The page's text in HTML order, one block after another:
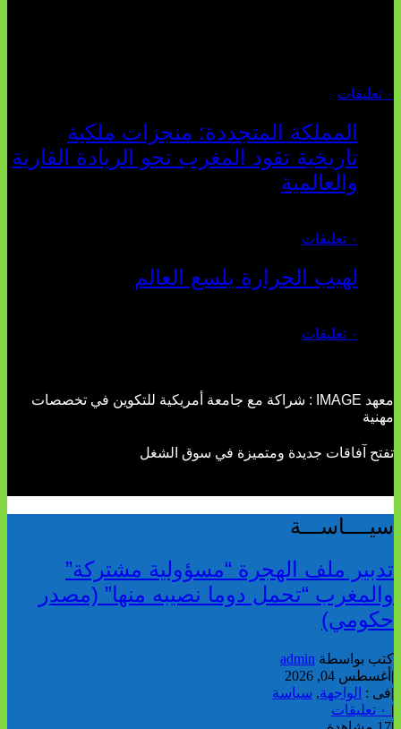
٠ تعليقات
المملكة المتجددة: منجزات ملكية
تاريخية تقود المغرب نحو الريادة القارية
والعالمية
٠ تعليقات
لهيب الحرارة يلسع العالم
٠ تعليقات
معهد IMAGE : شراكة مع جامعة أمريكية للتكوين في تخصصات
مهنية
تفتح آفاقات جديدة ومتميزة في سوق الشغل
سيــــاســـة
تدبير ملف الهجرة “مسؤولية مشتركة”
والمغرب “تحمل دوما نصيبه منها” (مصدر
حكومي)
كتب بواسطة admin
| أغسطس 04, 2026
|فى : الواجهة, سياسة
|